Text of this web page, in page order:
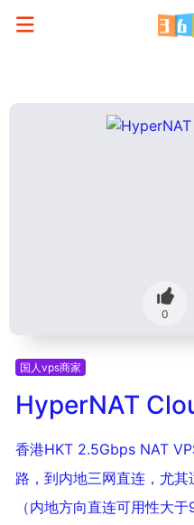
0
国人vps商家
HyperNAT
香港HKT 2.5Gbps NAT
路，到内地三网直连，尤
（内地方向直连可用性大